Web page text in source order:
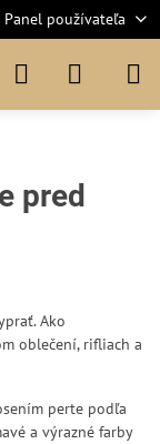
Panel používateľa
pred
Ako
oblečení, rifliach a
perte podľa
a výrazné farby